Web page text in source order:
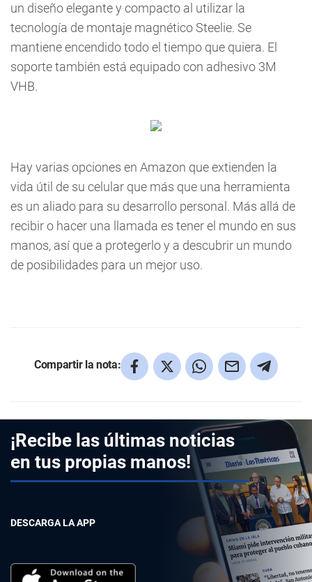
un diseño elegante y compacto al utilizar la
tecnología de montaje magnético Steelie. Se
mantiene encendido todo el tiempo que quiera. El
soporte también está equipado con adhesivo 3M
VHB.
Hay varias opciones en Amazon que extienden la
vida útil de su celular que más que una herramienta
es un aliado para su desarrollo personal. Más allá de
recibir o hacer una llamada es tener el mundo en sus
manos, así que a protegerlo y a descubrir un mundo
de posibilidades para un mejor uso.
Compartir la nota:
¡Recibe las últimas noticias
en tus propias manos!
DESCARGA LA APP